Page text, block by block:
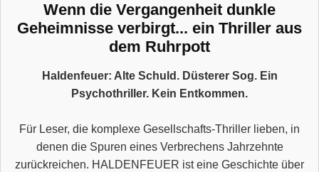
Wenn die Vergangenheit dunkle
Geheimnisse verbirgt... ein Thriller aus
dem Ruhrpott
Haldenfeuer: Alte Schuld. Düsterer Sog. Ein
Psychothriller. Kein Entkommen.
Für Leser, die komplexe Gesellschafts-Thriller lieben, in
denen die Spuren eines Verbrechens Jahrzehnte
zurückreichen. HALDENFEUER ist eine Geschichte über